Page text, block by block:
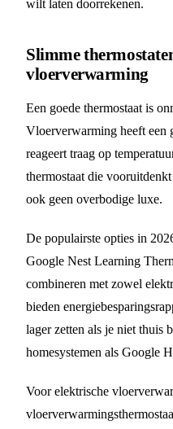
wilt laten doorrekenen.
Slimme
vloerverwarming
Een goede thermostaat is
Vloerverwarming heeft een
reageert traag op
thermostaat die
ook geen overbodige luxe.
De populairste opties in
Google Nest Learning
combineren met zowel
bieden
lager zetten als je niet thuis
homesystemen als Google
Voor elektrische